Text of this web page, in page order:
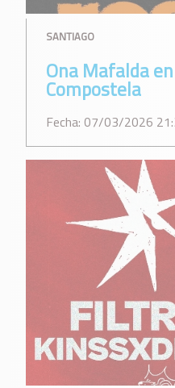
SANTIAGO
Ona Mafalda
Compostela
Fecha: 07/03/2026